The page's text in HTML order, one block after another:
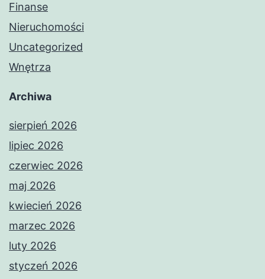
Finanse
Nieruchomości
Uncategorized
Wnętrza
Archiwa
sierpień 2026
lipiec 2026
czerwiec 2026
maj 2026
kwiecień 2026
marzec 2026
luty 2026
styczeń 2026